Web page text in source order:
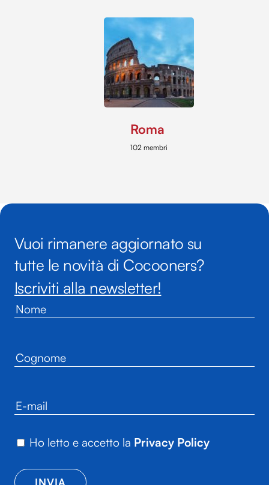
Roma
102 membri
Vuoi rimanere aggiornato su
tutte le novità di Cocooners?
Iscriviti alla newsletter!
Ho letto e accetto la Privacy Policy